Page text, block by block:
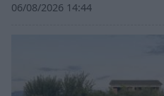
06/08/2026 14:44